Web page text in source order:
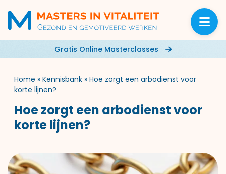
Gratis Online Masterclasses
Home » Kennisbank » Hoe zorgt een arbodienst voor
korte lijnen?
Hoe zorgt een arbodienst voor
korte lijnen?